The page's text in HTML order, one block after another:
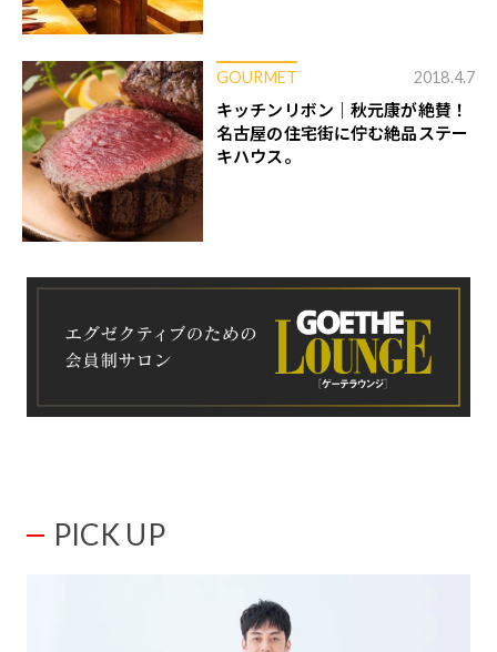
GOURMET 2018.4.7
キッチンリボン｜秋元康が絶賛！
名古屋の住宅街に佇む絶品ステー
キハウス。
PICK UP